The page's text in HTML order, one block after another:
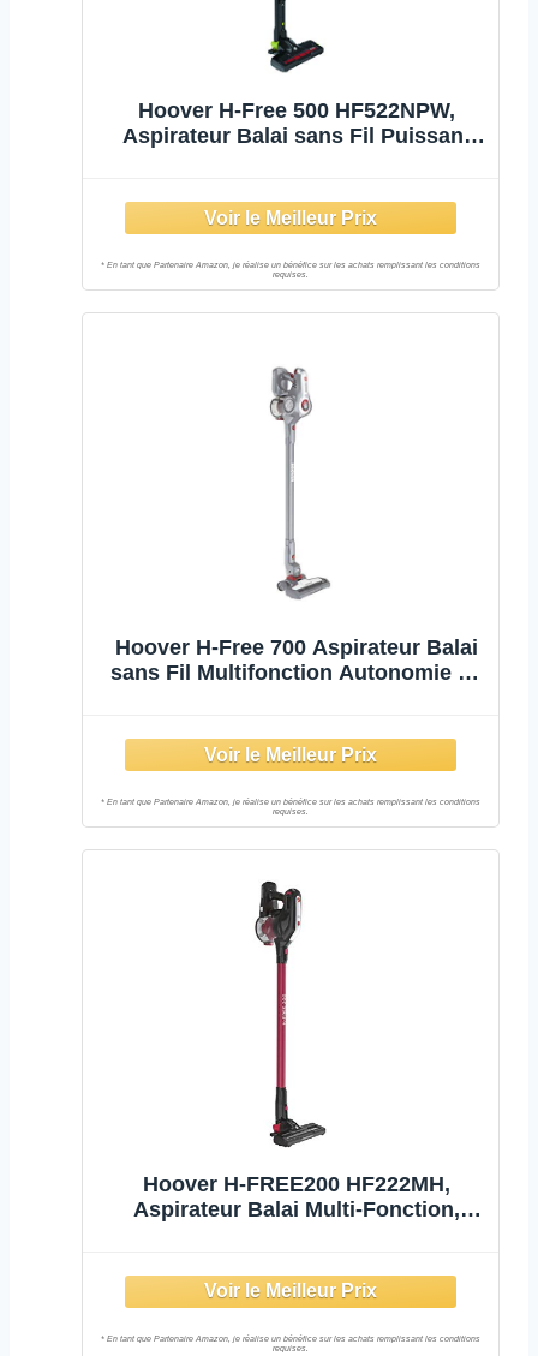
Hoover H-Free 500 HF522NPW,
Aspirateur Balai sans Fil Puissant
Poils d’Animaux, Position Parking,
Contrôle à Distance (Wi-FI)
Hoover H-Free 700 Aspirateur Balai
sans Fil Multifonction Autonomie de
Hoover H-FREE200 HF222MH,
Aspirateur Balai Multi-Fonction,
Léger 2,3kg, 76 DB, Brosse
motorisée, Exclusivité Position
Park&GO